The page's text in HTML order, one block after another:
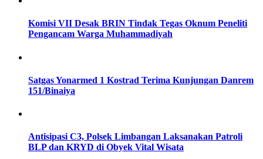
Komisi VII Desak BRIN Tindak Tegas Oknum Peneliti
Pengancam Warga Muhammadiyah
Satgas Yonarmed 1 Kostrad Terima Kunjungan Danrem
151/Binaiya
Antisipasi C3, Polsek Limbangan Laksanakan Patroli
BLP dan KRYD di Obyek Vital Wisata